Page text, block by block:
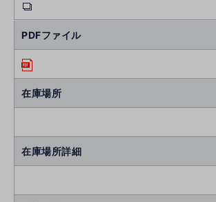
PDFファイル
在庫場所
在庫場所詳細